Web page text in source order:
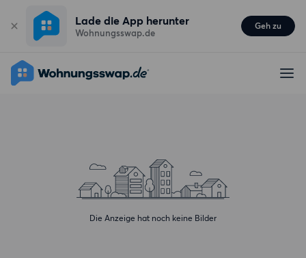
Lade die App herunter
Wohnungsswap.de
Geh zu
Die Anzeige hat noch keine Bilder